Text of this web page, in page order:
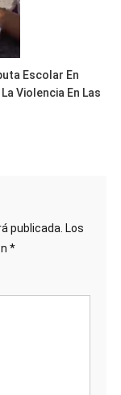
Escolar En
Violencia En Las
publicada. Los
*